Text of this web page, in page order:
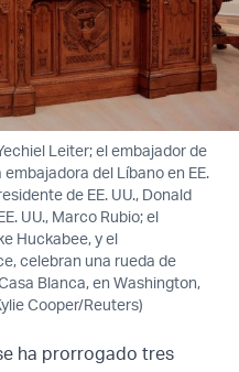
Leiter; el embajador de
embajadora del Líbano en EE.
de EE. UU., Donald
UU., Marco Rubio; el
Huckabee, y el
celebran una rueda de
Blanca, en Washington,
Cooper/Reuters)
ha prorrogado tres